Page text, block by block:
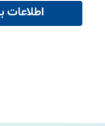
اطلاعات